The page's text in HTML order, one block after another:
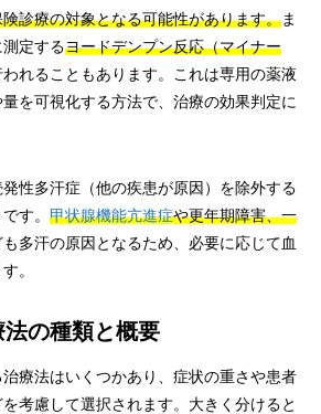
診療の対象となる可能性があります。ま
定するヨードデンプン反応（マイナー
れることもあります。これは専用の薬液
を可視化する方法で、治療の効果判定に
性多汗症（他の疾患が原因）を除外する
す。 甲状腺機能亢進症や更年期障害、一
も多汗の原因となるため、必要に応じて血
。
の種類と概要
療法はいくつかあり、症状の重さや患者
考慮して選択されます。大きく分けると